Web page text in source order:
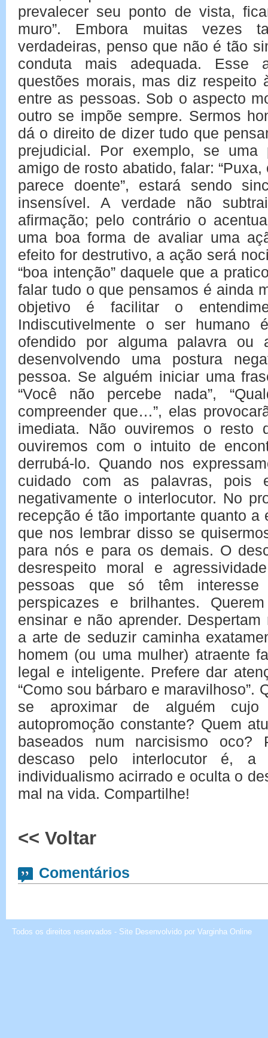
prevalecer seu ponto de vista,
muro”. Embora muitas vezes
verdadeiras, penso que não é tão
conduta mais adequada. Esse
questões morais, mas diz respeito
entre as pessoas. Sob o aspecto
outro se impõe sempre. Sermos
dá o direito de dizer tudo que
prejudicial. Por exemplo, se uma
amigo de rosto abatido, falar:
parece doente”, estará sendo
insensível. A verdade não
afirmação; pelo contrário o
uma boa forma de avaliar uma
efeito for destrutivo, a ação será
“boa intenção” daquele que a
falar tudo o que pensamos é ainda
objetivo é facilitar o
Indiscutivelmente o ser humano
ofendido por alguma palavra ou
desenvolvendo uma postura
pessoa. Se alguém iniciar uma
“Você não percebe nada”,
compreender que…”, elas
imediata. Não ouviremos o resto
ouviremos com o intuito de
derrubá-lo. Quando nos
cuidado com as palavras, pois
negativamente o interlocutor. No
recepção é tão importante quanto a
que nos lembrar disso se
para nós e para os demais. O
desrespeito moral e
pessoas que só têm
perspicazes e brilhantes.
ensinar e não aprender.
a arte de seduzir caminha
homem (ou uma mulher) atraente
legal e inteligente. Prefere dar
“Como sou bárbaro e maravilhoso”.
se aproximar de alguém
autopromoção constante? Quem
baseados num narcisismo oco?
descaso pelo interlocutor é,
individualismo acirrado e oculta o
mal na vida. Compartilhe!
<< Voltar
Comentários
Todos os direitos reservados - Site Desenvolvido por Varginha Online